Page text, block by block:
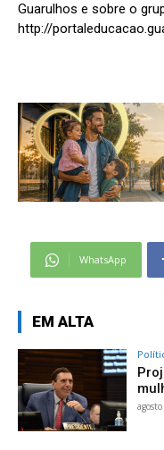
Guarulhos e sobre o
http://
WhatsApp
EM ALTA